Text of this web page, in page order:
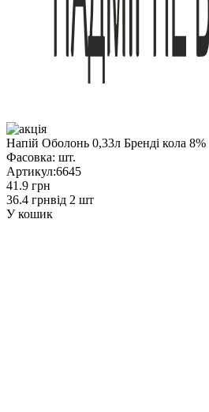
Напій Оболонь 0,33л Бренді кола 8%
Фасовка: шт.
Артикул:6645
41.9 грн
36.4 грнвід 2 шт
У кошик